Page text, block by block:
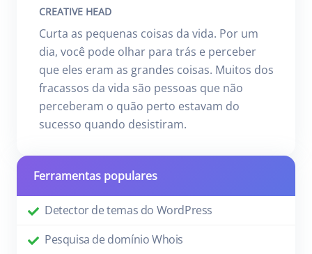
CREATIVE HEAD
Curta as pequenas coisas da vida. Por um
dia, você pode olhar para trás e perceber
que eles eram as grandes coisas. Muitos dos
fracassos da vida são pessoas que não
perceberam o quão perto estavam do
sucesso quando desistiram.
Ferramentas populares
Detector de temas do WordPress
Pesquisa de domínio Whois